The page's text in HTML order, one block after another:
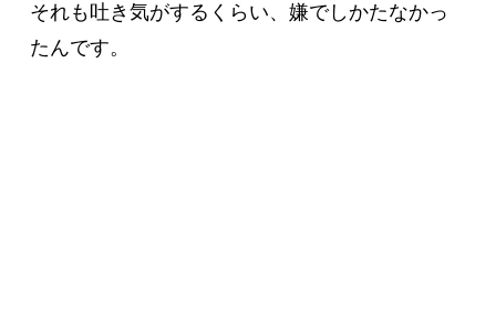
それも吐き気がするくらい、嫌でしかたなかっ
たんです。